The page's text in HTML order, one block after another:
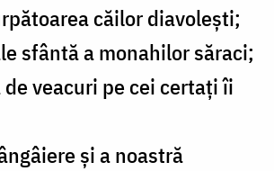
căilor diavolești;
sfântă a monahilor săraci;
veacuri pe cei certați îi
și a noastră